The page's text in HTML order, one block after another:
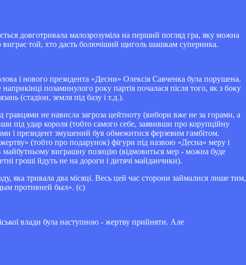
довготривала малозрозуміла на перший погляд гра, яку можна
той, хто дасть болючіший щиголь шашкам суперника.
і нового президента «Десни» Олексія Савченка була порушена.
позаминулого року партія почалася після того, як з боку
(стадіон, земля під базу і т.д.).
не нависла загроза цейтноту (вибори вже не за горами, а
під удар короля (тобто самого себе, заявивши про корупційну
і президент змушений був обмежитися ферзевим гамбітом.
(тобто про подарунок) фігури під назвою «Десна» меру і
майбутньому виграшну позицію (відмовиться мер - можна буде
гроші йдуть не на дороги і дитячі майданчики).
яка тривала два місяці. Весь цей час сторони займалися лише тим,
противней был». (с)
влади була наступною - жертву прийняти. Але